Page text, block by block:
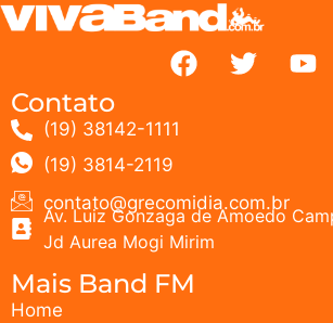
Contato
(19) 38142-1111
(19) 3814-2119
contato@grecomidia.com.br
Av. Luiz Gonzaga de Amoedo
Jd Aurea Mogi Mirim
Mais Band FM
Home